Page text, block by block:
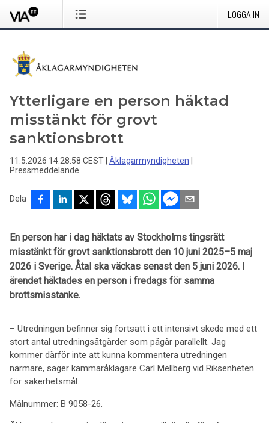
LOGGA IN
Ytterligare en person häktad
misstänkt för grovt
sanktionsbrott
11.5.2026 14:28:58 CEST Åklagarmyndigheten
Pressmeddelande
Dela
En person har i dag häktats av Stockholms tingsrätt
misstänkt för grovt sanktionsbrott den 10 juni 2025–5 maj
2026 i Sverige. Åtal ska väckas senast den 5 juni 2026. I
ärendet häktades en person i fredags för samma
brottsmisstanke.
– Utredningen befinner sig fortsatt i ett intensivt skede med ett
stort antal utredningsåtgärder som pågår parallellt. Jag
kommer därför inte att kunna kommentera utredningen
närmare, säger kammaråklagare Carl Mellberg vid Riksenheten
för säkerhetsmål.
Målnummer: B 9058-26.